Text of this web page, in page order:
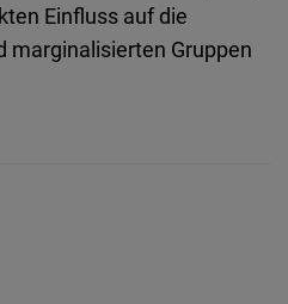
Einfluss auf die
marginalisierten Gruppen